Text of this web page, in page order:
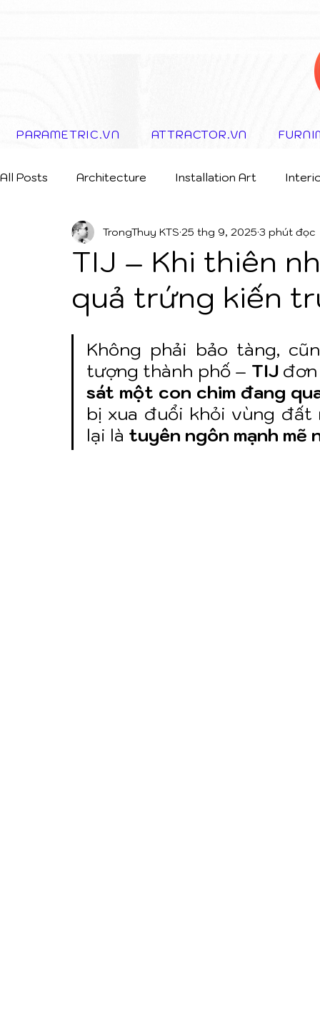
PARAMETRIC.VN ATTRACTOR.VN
All Posts Architecture Installation Art
Storytelling Concept
TIJ – Khi thiên
quả trứng kiến
TrongThuy KTS 25 thg 9, 2025 3 phút đọc
Không phải bảo tàng,
tượng thành phố – TIJ đơn
sát một con chim đang
bị xua đuổi khỏi vùng đất
lại là tuyên ngôn mạnh